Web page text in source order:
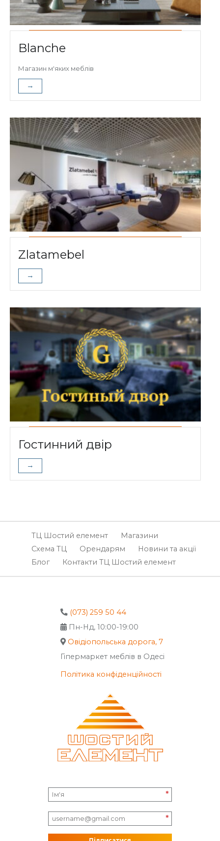
Blanche
Магазин м'яких меблів
→
Zlatamebel
→
Гостинний двір
→
ТЦ Шостий елемент
Магазини
Схема ТЦ
Орендарям
Новини та акції
Блог
Контакти ТЦ Шостий елемент
(073) 259 50 44
Пн-Нд, 10:00-19:00
Овідіопольська дорога, 7
Гіпермаркет меблів в Одесі
Політика конфіденційності
*
*